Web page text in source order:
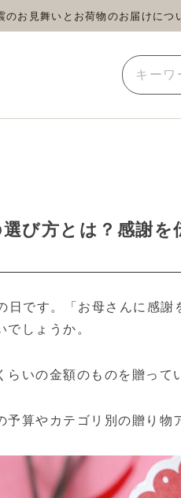
のお見舞いとお荷物のお届けにつ
水出し茶
び方とは？感謝を
日です。 「お母さんに感
でしょうか。
らいの金額のものを贈って
予算やカテゴリ別の贈り物